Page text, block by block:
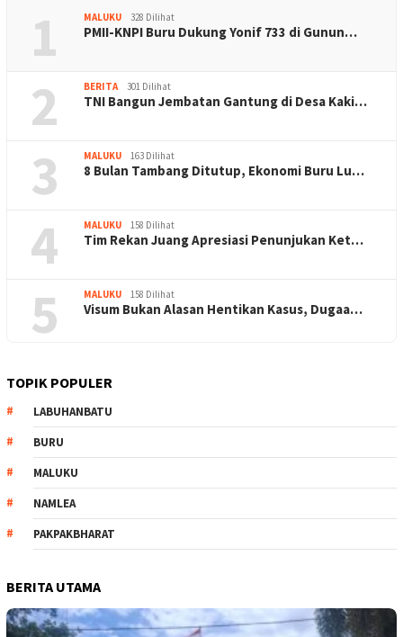
1 MALUKU 328 Dilihat
PMII-KNPI Buru Dukung Yonif 733 di Gunun…
2 BERITA 301 Dilihat
TNI Bangun Jembatan Gantung di Desa Kaki…
3 MALUKU 163 Dilihat
8 Bulan Tambang Ditutup, Ekonomi Buru Lu…
4 MALUKU 158 Dilihat
Tim Rekan Juang Apresiasi Penunjukan Ket…
5 MALUKU 158 Dilihat
Visum Bukan Alasan Hentikan Kasus, Dugaa…
TOPIK POPULER
LABUHANBATU
BURU
MALUKU
NAMLEA
PAKPAKBHARAT
BERITA UTAMA